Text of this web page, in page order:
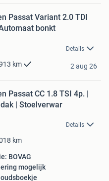
Passat Variant 2.0 TDI
bonkt
Details
km 2 aug 26
Passat CC 1.8 TSI 4p. |
| Stoelverwar
Details
km
BOVAG
mogelijk